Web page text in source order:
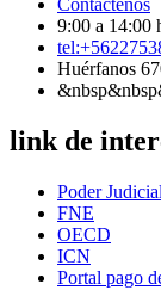
Contáctenos
9:00 a 14:00
Huérfanos
link de
Poder Judicial
FNE
OECD
ICN
Portal pago